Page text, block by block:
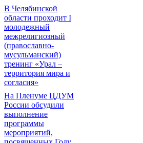
В Челябинской
области проходит I
молодежный
межрелигиозный
(православно-
мусульманский)
тренинг «Урал –
территория мира и
согласия»
На Пленуме ЦДУМ
России обсудили
выполнение
программы
мероприятий,